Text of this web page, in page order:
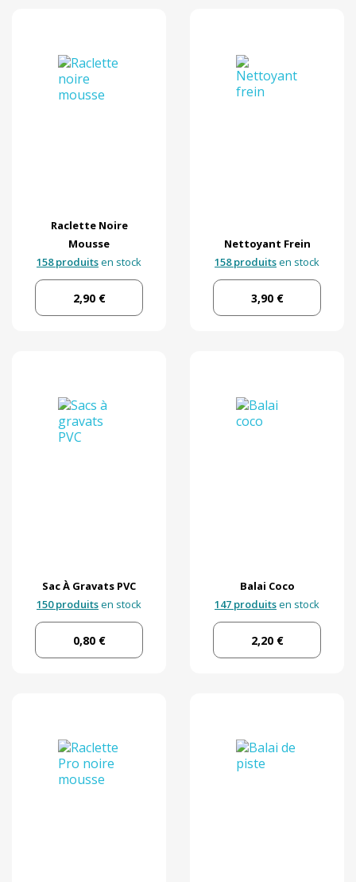
Raclette Noire
Mousse
158 produitsen stock
2,90 €
Nettoyant Frein
158 produitsen stock
3,90 €
Sac À Gravats PVC
150 produitsen stock
0,80 €
Balai Coco
147 produitsen stock
2,20 €